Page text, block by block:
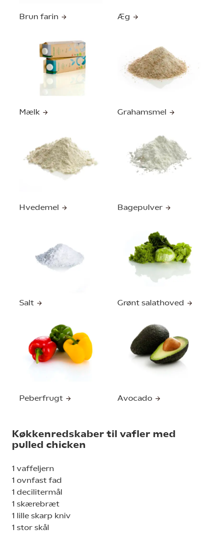
Brun farin Æg
Mælk Grahamsmel
Hvedemel Bagepulver
Salt Grønt salathoved
Peberfrugt Avocado
Køkkenredskaber til vafler med
pulled chicken
1 vaffeljern
1 ovnfast fad
1 decilitermål
1 skærebræt
1 lille skarp kniv
1 stor skål